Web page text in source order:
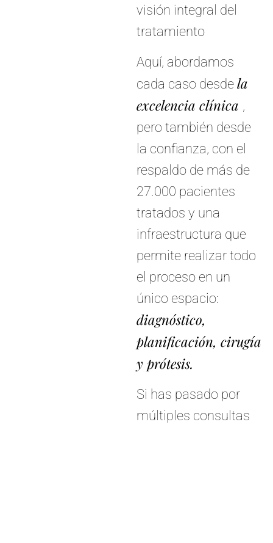
visión integral del
tratamiento
Aquí, abordamos
cada caso desde la
excelencia clínica ,
pero también desde
la confianza, con el
respaldo de más de
27.000 pacientes
tratados y una
infraestructura que
permite realizar todo
el proceso en un
único espacio:
diagnóstico,
planificación, cirugía
y prótesis.
Si has pasado por
múltiples consultas